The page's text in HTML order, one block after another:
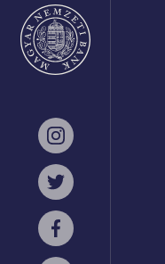
Instagram
Twitter
Facebook